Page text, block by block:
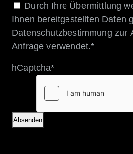
Einwilligung*
Durch Ihre Übermittlung
Ihnen bereitgestellten Daten
Datenschutzbestimmung zur
Anfrage verwendet.*
hCaptcha*